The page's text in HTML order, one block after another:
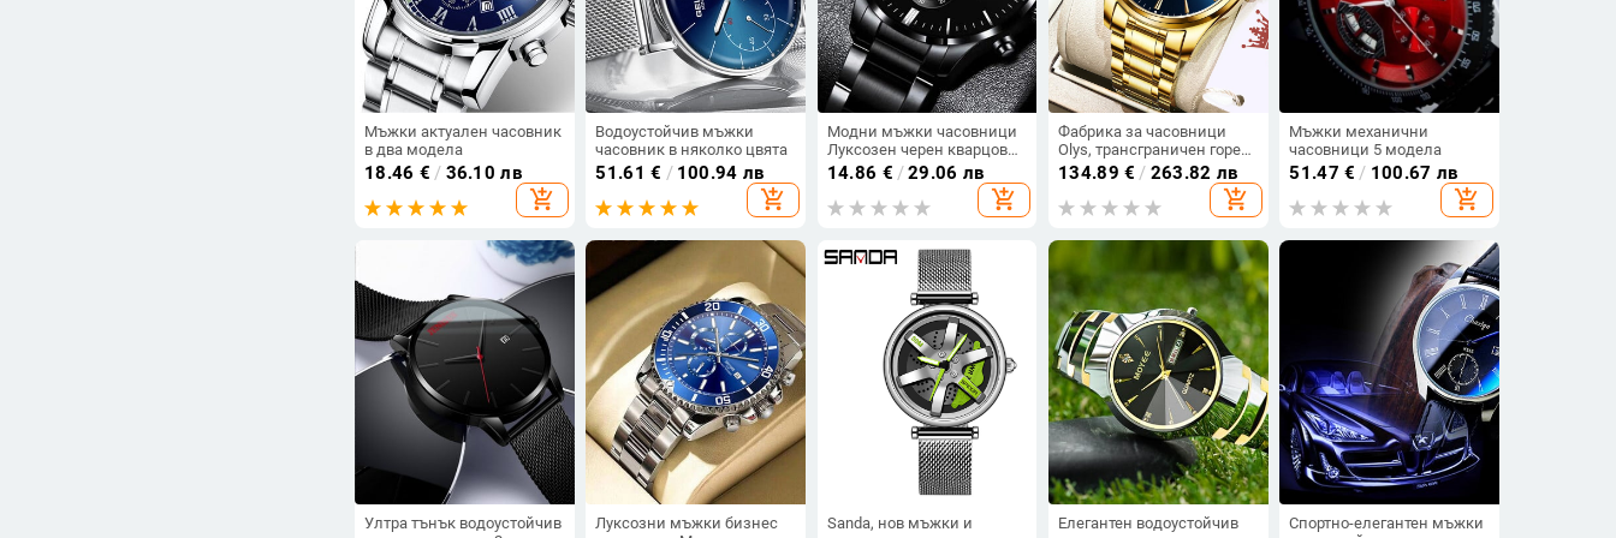
Мъжки актуален часовник
в два модела
18.46 € / 36.10 лв
add_shopping_cart
Водоустойчив мъжки
часовник в няколко цвята
51.61 € / 100.94 лв
add_shopping_cart
Модни мъжки часовници
Луксозен черен кварцов
ръчен часовник от
неръждаема стомана
Мъжки бизнес часовник
14.86 € /29.06 лв
add_shopping_cart
Фабрика за часовници
Olys, трансграничен горещ
продаван водоустойчив
кварцов часовник със
златна стоманена лента,
мъжки бизнес часовник
на едро, мъжки часовник
134.89 € / 263.82 лв
add_shopping_cart
Мъжки механични
часовници 5 модела
51.47 € / 100.67 лв
add_shopping_cart
Ултра тънък водоустойчив
Луксозни мъжки бизнес
Sanda, нов мъжки и
Елегантен водоустойчив
Спортно-елегантен мъжки